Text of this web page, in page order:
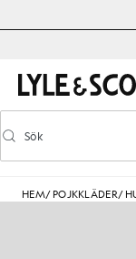
Gå direkt till
Information om
Aktivera/
Sök
HEM/ POJKKLÄDER/